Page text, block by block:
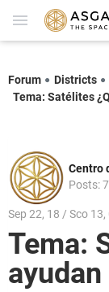
Forum Districts
Tema: Satélites
Centro
Posts:
Sep 22, 18 / Sco 13,
Tema:
ayudan